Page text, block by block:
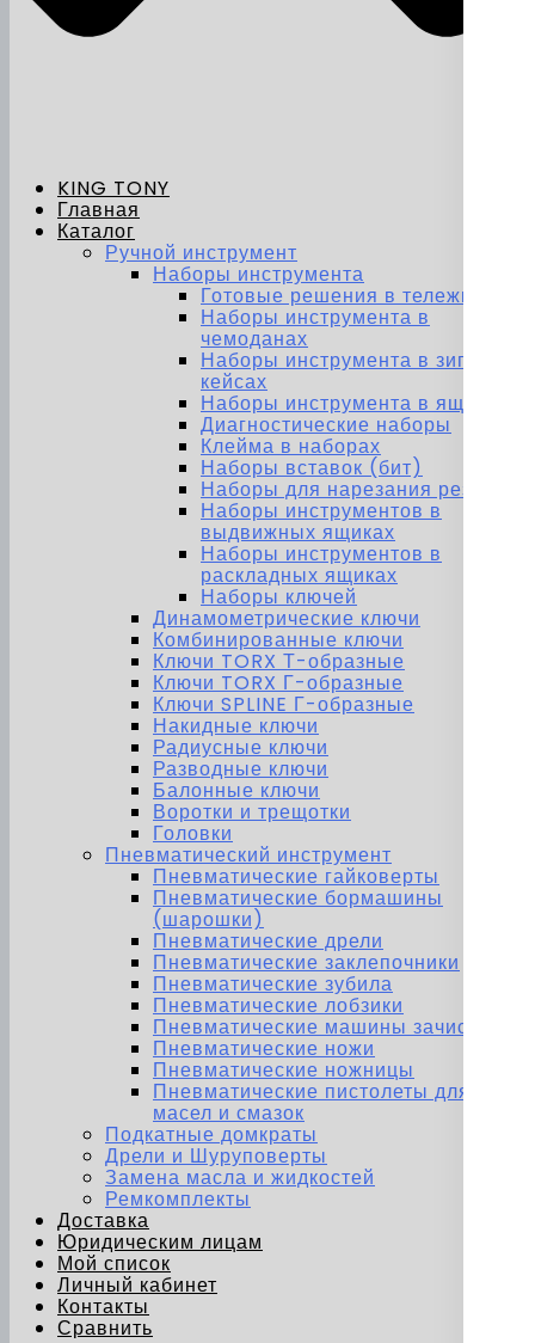
KING TONY
Главная
Каталог
Ручной инструмент
Наборы инструмента
Готовые решения в тележках
Наборы инструмента в
чемоданах
Наборы инструмента в зип-
кейсах
Наборы инструмента в ящиках
Диагностические наборы
Клейма в наборах
Наборы вставок (бит)
Наборы для нарезания резьбы
Наборы инструментов в
выдвижных ящиках
Наборы инструментов в
раскладных ящиках
Наборы ключей
Динамометрические ключи
Комбинированные ключи
Ключи TORX Т-образные
Ключи TORX Г-образные
Ключи SPLINE Г-образные
Накидные ключи
Радиусные ключи
Разводные ключи
Балонные ключи
Воротки и трещотки
Головки
Пневматический инструмент
Пневматические гайковерты
Пневматические бормашины
(шарошки)
Пневматические дрели
Пневматические заклепочники
Пневматические зубила
Пневматические лобзики
Пневматические машины зачистные
Пневматические ножи
Пневматические ножницы
Пневматические пистолеты для
масел и смазок
Подкатные домкраты
Дрели и Шуруповерты
Замена масла и жидкостей
Ремкомплекты
Доставка
Юридическим лицам
Мой список
Личный кабинет
Контакты
Сравнить